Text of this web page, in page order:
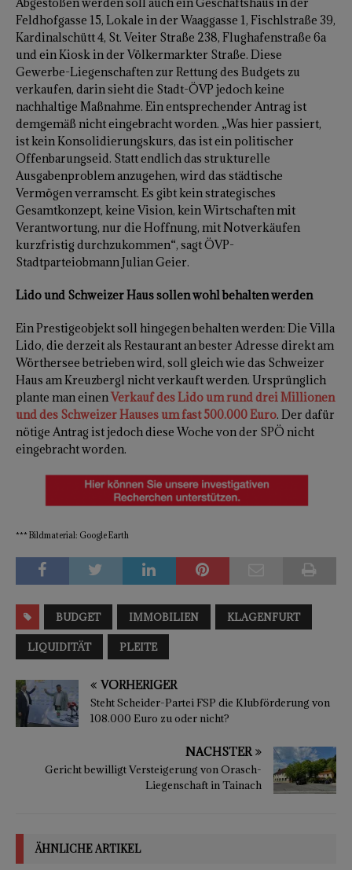
Feldhofgasse 15, Lokale in der Waaggasse 1, Fischlstraße 39,
Kardinalschütt 4, St. Veiter Straße 238, Flughafenstraße 6a
und ein Kiosk in der Völkermarkter Straße. Diese
Gewerbe-Liegenschaften zur Rettung des Budgets zu
verkaufen, darin sieht die Stadt-ÖVP jedoch keine
nachhaltige Maßnahme. Ein entsprechender Antrag ist
demgemäß nicht eingebracht worden. „Was hier passiert,
ist kein Konsolidierungskurs, das ist ein politischer
Offenbarungseid. Statt endlich das strukturelle
Ausgabenproblem anzugehen, wird das städtische
Vermögen verramscht. Es gibt kein strategisches
Gesamtkonzept, keine Vision, kein Wirtschaften mit
Verantwortung, nur die Hoffnung, mit Notverkäufen
kurzfristig durchzukommen“, sagt ÖVP-
Stadtparteiobmann Julian Geier.
Lido und Schweizer Haus sollen wohl behalten werden
Ein Prestigeobjekt soll hingegen behalten werden: Die Villa
Lido, die derzeit als Restaurant an bester Adresse direkt am
Wörthersee betrieben wird, soll gleich wie das Schweizer
Haus am Kreuzbergl nicht verkauft werden. Ursprünglich
plante man einenVerkauf des Lido um rund drei Millionen
und des Schweizer Hauses um fast 500.000 Euro. Der dafür
nötige Antrag ist jedoch diese Woche von der SPÖ nicht
eingebracht worden.
*** Bildmaterial: Google Earth
BUDGET IMMOBILIEN KLAGENFURT
LIQUIDITÄT PLEITE
VORHERIGER
Steht Scheider-Partei FSP die Klubförderung von
108.000 Euro zu oder nicht?
NÄCHSTER
Gericht bewilligt Versteigerung von Orasch-
Liegenschaft in Tainach
ÄHNLICHE ARTIKEL